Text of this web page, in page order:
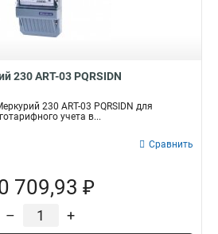
230 АRT-03 PQRSIDN
230 АRT-03 PQRSIDN для
учета в...
Сравнить
709,93 ₽
– +